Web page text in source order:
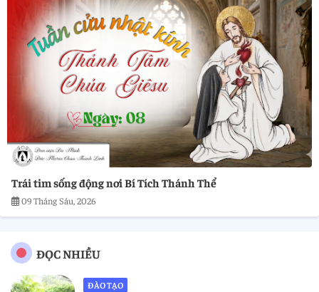
Trái tim sống động nơi Bí Tích Thánh Thể
09 Tháng Sáu, 2026
ĐỌC NHIỀU
ĐÀO TẠO